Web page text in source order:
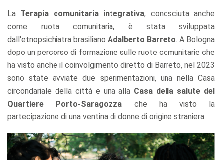
La Terapia comunitaria integrativa, conosciuta anche
come ruota comunitaria, è stata sviluppata
dall'etnopsichiatra brasiliano Adalberto Barreto. A Bologna
dopo un percorso di formazione sulle ruote comunitarie che
ha visto anche il coinvolgimento diretto di Barreto, nel 2023
sono state avviate due sperimentazioni, una nella Casa
circondariale della città e una alla Casa della salute del
Quartiere Porto-Saragozza che ha visto la
partecipazione di una ventina di donne di origine straniera.